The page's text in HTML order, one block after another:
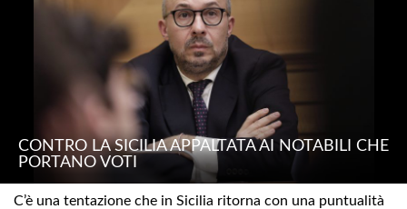
CONTRO LA SICILIA APPALTATA AI NOTABILI CHE
PORTANO VOTI
C’è una tentazione che in Sicilia ritorna con una puntualità